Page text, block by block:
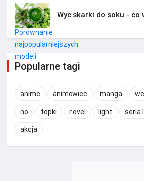
Wyciskarki do soku - co
Popularne tagi
anime animowiec manga
no topki novel light
akcja